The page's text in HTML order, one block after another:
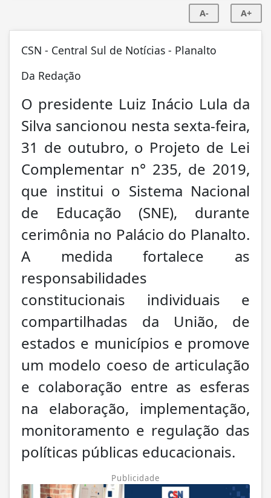
A- A+
CSN - Central Sul de Notícias - Planalto
Da Redação
O presidente Luiz Inácio Lula da
Silva sancionou nesta sexta-feira,
31 de outubro, o Projeto de Lei
Complementar n° 235, de 2019,
que institui o Sistema Nacional
de Educação (SNE), durante
cerimônia no Palácio do Planalto.
A medida fortalece as
responsabilidades
constitucionais individuais e
compartilhadas da União, de
estados e municípios e promove
um modelo coeso de articulação
e colaboração entre as esferas
na elaboração, implementação,
monitoramento e regulação das
políticas públicas educacionais.
Publicidade